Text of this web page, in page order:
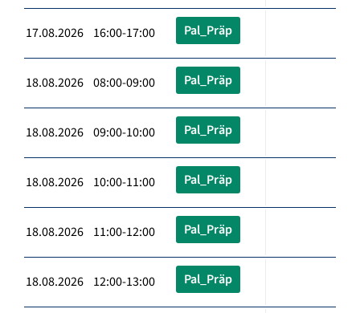
17.08.2026 16:00-17:00 Pal_Präp
18.08.2026 08:00-09:00 Pal_Präp
18.08.2026 09:00-10:00 Pal_Präp
18.08.2026 10:00-11:00 Pal_Präp
18.08.2026 11:00-12:00 Pal_Präp
18.08.2026 12:00-13:00 Pal_Präp